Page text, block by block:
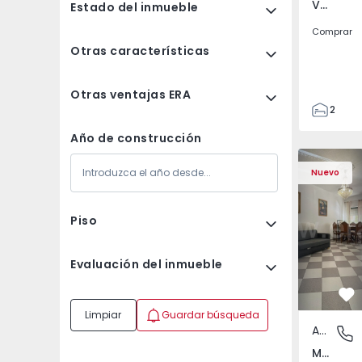
Estado del inmueble
Otras características
Otras ventajas ERA
Año de construcción
Piso
Evaluación del inmueble
Limpiar Guardar búsqueda
Venteira, Lisboa
Comprar
2
72
93
1
Nuevo
Apartamento T2
Montijo
Apartamento
Montijo e Afonsoeiro, Setúbal